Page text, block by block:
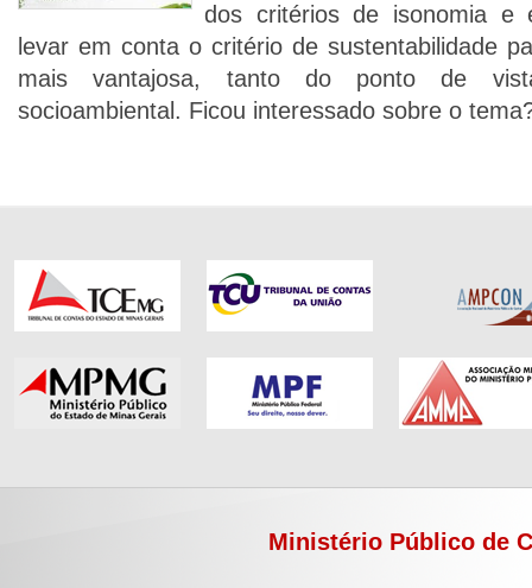
dos critérios de isonomia e
levar em conta o critério de sustentabilidade
mais vantajosa, tanto do ponto de
socioambiental. Ficou interessado sobre o
Ministério Público de